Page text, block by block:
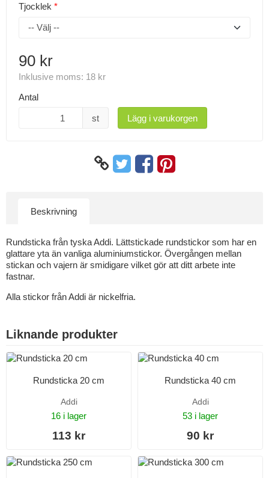
Tjocklek
90 kr
Inklusive moms: 18 kr
Antal
st Lägg i varukorgen
Beskrivning
Rundsticka från tyska Addi. Lättstickade rundstickor som har en
glattare yta än vanliga aluminiumstickor. Övergången mellan
stickan och vajern är smidigare vilket gör att ditt arbete inte
fastnar.
Alla stickor från Addi är nickelfria.
Liknande produkter
Rundsticka 20 cm
Addi
16 i lager
113 kr
Rundsticka 40 cm
Addi
53 i lager
90 kr